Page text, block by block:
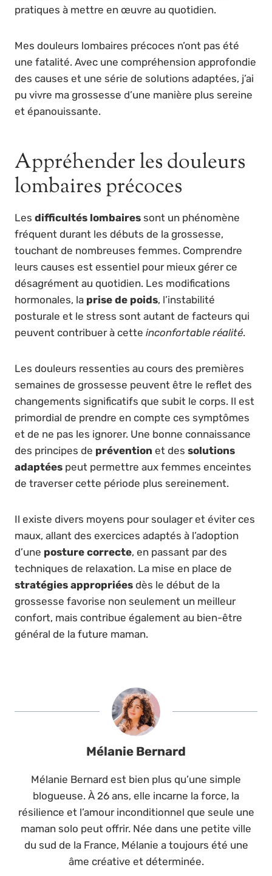
pratiques à mettre en œuvre au quotidien.
Mes douleurs lombaires précoces n’ont pas été
une fatalité. Avec une compréhension approfondie
des causes et une série de solutions adaptées, j’ai
pu vivre ma grossesse d’une manière plus sereine
et épanouissante.
Appréhender les douleurs
lombaires précoces
Les difficultés lombaires sont un phénomène
fréquent durant les débuts de la grossesse,
touchant de nombreuses femmes. Comprendre
leurs causes est essentiel pour mieux gérer ce
désagrément au quotidien. Les modifications
hormonales, la prise de poids, l’instabilité
posturale et le stress sont autant de facteurs qui
peuvent contribuer à cette inconfortable réalité.
Les douleurs ressenties au cours des premières
semaines de grossesse peuvent être le reflet des
changements significatifs que subit le corps. Il est
primordial de prendre en compte ces symptômes
et de ne pas les ignorer. Une bonne connaissance
des principes de prévention et des solutions
adaptées peut permettre aux femmes enceintes
de traverser cette période plus sereinement.
Il existe divers moyens pour soulager et éviter ces
maux, allant des exercices adaptés à l’adoption
d’une posture correcte, en passant par des
techniques de relaxation. La mise en place de
stratégies appropriées dès le début de la
grossesse favorise non seulement un meilleur
confort, mais contribue également au bien-être
général de la future maman.
Mélanie Bernard
Mélanie Bernard est bien plus qu’une simple
blogueuse. À 26 ans, elle incarne la force, la
résilience et l’amour inconditionnel que seule une
maman solo peut offrir. Née dans une petite ville
du sud de la France, Mélanie a toujours été une
âme créative et déterminée.